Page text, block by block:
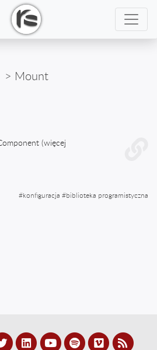
> Mount
(więcej
#konfiguracja #biblioteka programistyczna